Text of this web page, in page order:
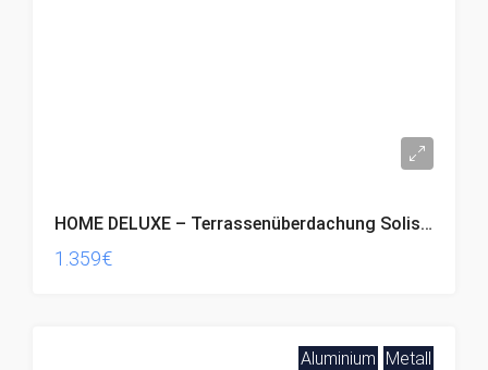
HOME DELUXE – Terrassenüberdachung Solis – Grau
1.359€
Aluminium Metall